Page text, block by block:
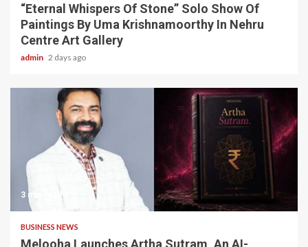
“Eternal Whispers Of Stone” Solo Show Of
Paintings By Uma Krishnamoorthy In Nehru
Centre Art Gallery
admin 2 days ago
3 min read
BUSINESS NEWS
Melooha Launches Artha Sutram, An AI-